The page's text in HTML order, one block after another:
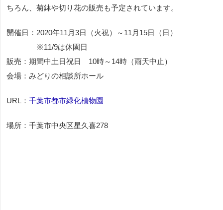
ちろん、菊鉢や切り花の販売も予定されています。
開催日：2020年11月3日（火祝）～11月15日（日）
※11/9は休園日
販売：期間中土日祝日 10時～14時（雨天中止）
会場：みどりの相談所ホール
URL： 千葉市都市緑化植物園
場所：千葉市中央区星久喜278